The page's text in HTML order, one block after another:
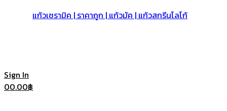
Sign In
00.00฿